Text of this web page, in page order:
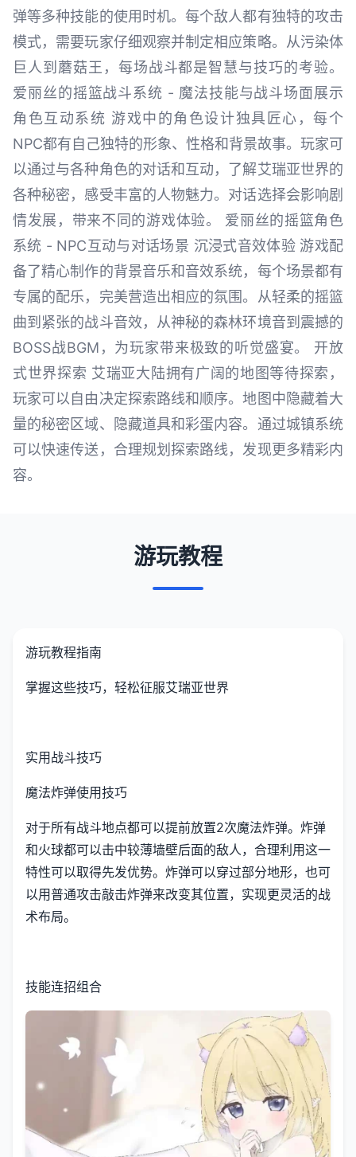
弹等多种技能的使用时机。每个敌人都有独特的攻击
模式，需要玩家仔细观察并制定相应策略。从污染体
巨人到蘑菇王，每场战斗都是智慧与技巧的考验。
爱丽丝的摇篮战斗系统 - 魔法技能与战斗场面展示
角色互动系统 游戏中的角色设计独具匠心，每个
NPC都有自己独特的形象、性格和背景故事。玩家可
以通过与各种角色的对话和互动，了解艾瑞亚世界的
各种秘密，感受丰富的人物魅力。对话选择会影响剧
情发展，带来不同的游戏体验。 爱丽丝的摇篮角色
系统 - NPC互动与对话场景 沉浸式音效体验 游戏配
备了精心制作的背景音乐和音效系统，每个场景都有
专属的配乐，完美营造出相应的氛围。从轻柔的摇篮
曲到紧张的战斗音效，从神秘的森林环境音到震撼的
BOSS战BGM，为玩家带来极致的听觉盛宴。 开放
式世界探索 艾瑞亚大陆拥有广阔的地图等待探索，
玩家可以自由决定探索路线和顺序。地图中隐藏着大
量的秘密区域、隐藏道具和彩蛋内容。通过城镇系统
可以快速传送，合理规划探索路线，发现更多精彩内
容。
游玩教程
游玩教程指南
掌握这些技巧，轻松征服艾瑞亚世界
实用战斗技巧
魔法炸弹使用技巧
对于所有战斗地点都可以提前放置2次魔法炸弹。炸弹
和火球都可以击中较薄墙壁后面的敌人，合理利用这一
特性可以取得先发优势。炸弹可以穿过部分地形，也可
以用普通攻击敲击炸弹来改变其位置，实现更灵活的战
术布局。
技能连招组合